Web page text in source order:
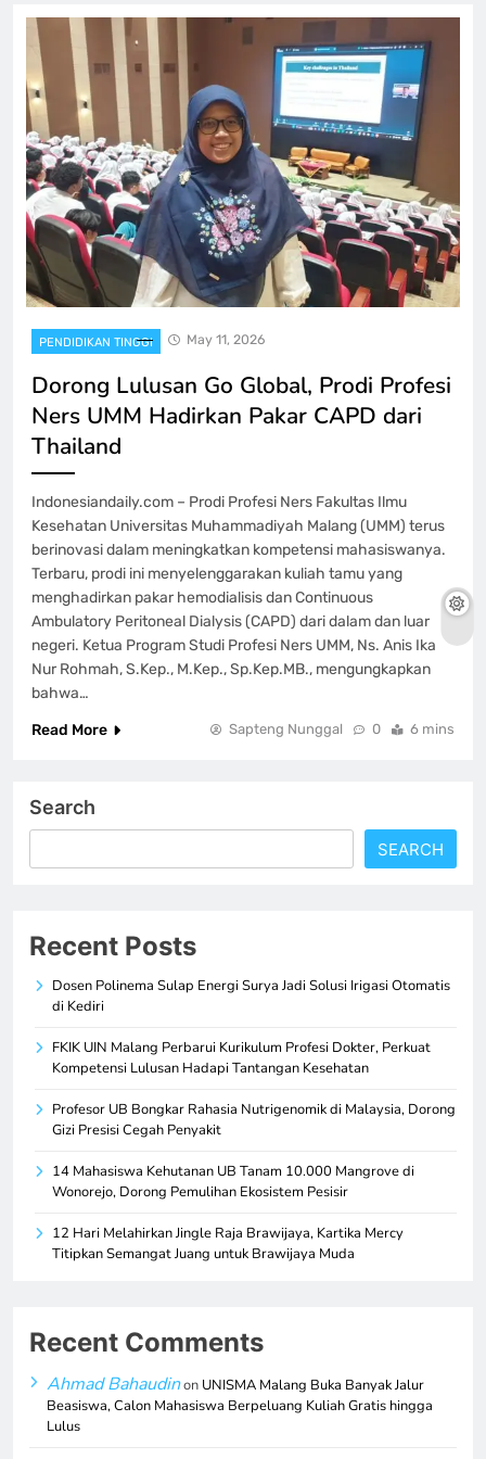
PENDIDIKAN TINGGI May 11, 2026
Dorong Lulusan Go Global, Prodi Profesi
Ners UMM Hadirkan Pakar CAPD dari
Thailand
Indonesiandaily.com – Prodi Profesi Ners Fakultas Ilmu
Kesehatan Universitas Muhammadiyah Malang (UMM) terus
berinovasi dalam meningkatkan kompetensi mahasiswanya.
Terbaru, prodi ini menyelenggarakan kuliah tamu yang
menghadirkan pakar hemodialisis dan Continuous
Ambulatory Peritoneal Dialysis (CAPD) dari dalam dan luar
negeri. Ketua Program Studi Profesi Ners UMM, Ns. Anis Ika
Nur Rohmah, S.Kep., M.Kep., Sp.Kep.MB., mengungkapkan
bahwa…
Read More
Sapteng Nunggal 0 6 mins
Search
SEARCH
Recent Posts
Dosen Polinema Sulap Energi Surya Jadi Solusi Irigasi Otomatis
di Kediri
FKIK UIN Malang Perbarui Kurikulum Profesi Dokter, Perkuat
Kompetensi Lulusan Hadapi Tantangan Kesehatan
Profesor UB Bongkar Rahasia Nutrigenomik di Malaysia, Dorong
Gizi Presisi Cegah Penyakit
14 Mahasiswa Kehutanan UB Tanam 10.000 Mangrove di
Wonorejo, Dorong Pemulihan Ekosistem Pesisir
12 Hari Melahirkan Jingle Raja Brawijaya, Kartika Mercy
Titipkan Semangat Juang untuk Brawijaya Muda
Recent Comments
Ahmad Bahaudinon UNISMA Malang Buka Banyak Jalur
Beasiswa, Calon Mahasiswa Berpeluang Kuliah Gratis hingga
Lulus